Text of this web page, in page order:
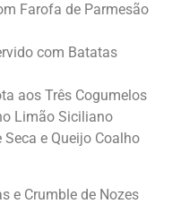
Farofa de Parmesão
com Batatas
aos Três Cogumelos
Limão Siciliano
e Queijo Coalho
e Crumble de Nozes